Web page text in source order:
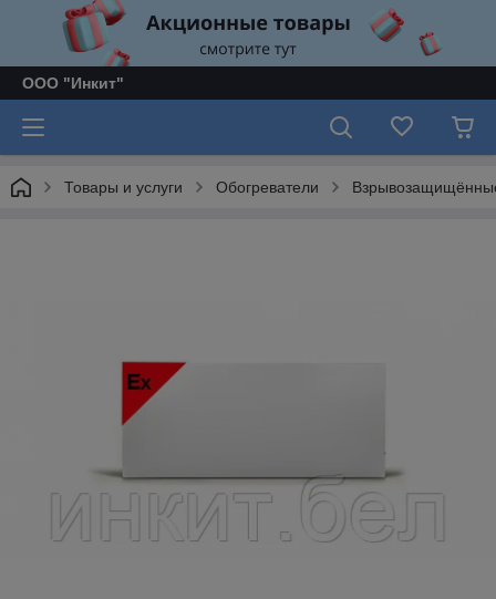
ООО "Инкит"
Товары и услуги Обогреватели